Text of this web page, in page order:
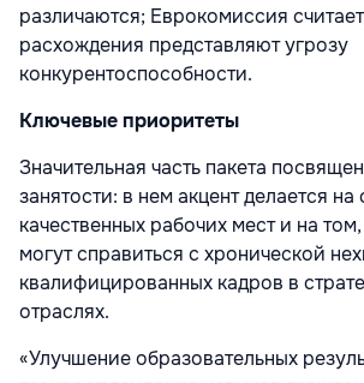
различаются; Еврокомиссия
расхождения представляют угрозу
конкурентоспособности.
Ключевые приоритеты
Значительная часть пакета
занятости: в нем акцент делается на
качественных рабочих мест и на
могут справиться с хронической
квалифицированных кадров в
отраслях.
«Улучшение образовательных